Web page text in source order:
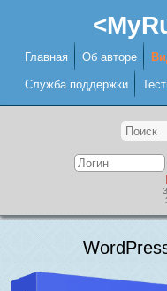
Главная Об авторе
Служба поддержки